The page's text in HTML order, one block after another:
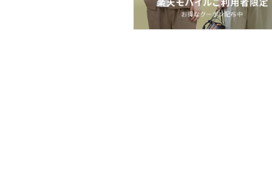
インテリア・生活雑貨